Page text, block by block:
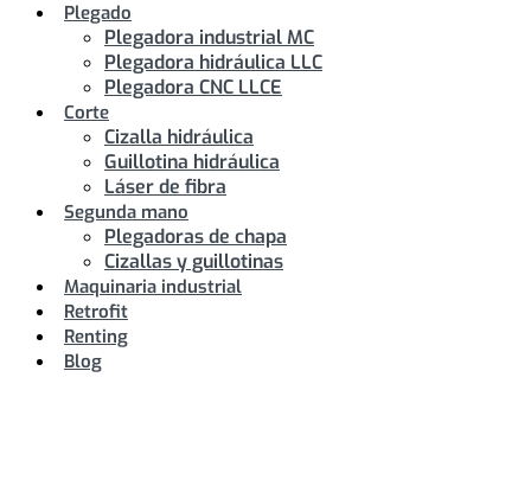
Plegado
Plegadora industrial MC
Plegadora hidráulica LLC
Plegadora CNC LLCE
Corte
Cizalla hidráulica
Guillotina hidráulica
Láser de fibra
Segunda mano
Plegadoras de chapa
Cizallas y guillotinas
Maquinaria industrial
Retrofit
Renting
Blog